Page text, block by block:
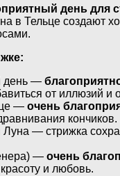
день для
в Тельце создают
день —
от иллюзий и
— очень
кончиков.
— стрижка
— очень
и любовь.